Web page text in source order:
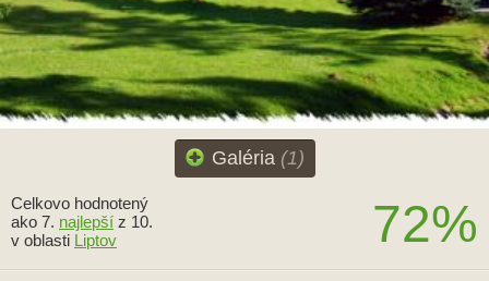
Galéria (1)
72%
Celkovo hodnotený
ako 7. najlepší z 10.
v oblasti Liptov